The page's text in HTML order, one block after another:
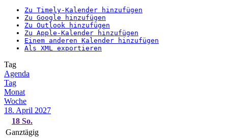
Zu Timely-Kalender hinzufügen
Zu Google hinzufügen
Zu Outlook hinzufügen
Zu Apple-Kalender hinzufügen
Einem anderen Kalender hinzufügen
Als XML exportieren
Tag
Agenda
Tag
Monat
Woche
18. April 2027
18 So.
Ganztägig